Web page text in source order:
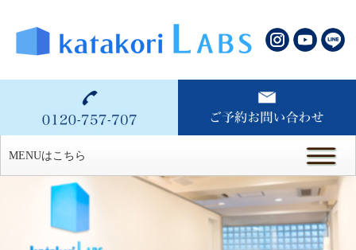
MENUはこちら